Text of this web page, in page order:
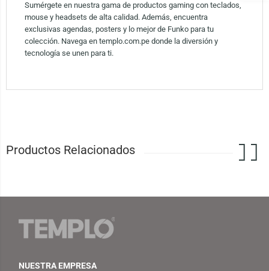
Sumérgete en nuestra gama de productos gaming con teclados,
mouse y headsets de alta calidad. Además, encuentra
exclusivas agendas, posters y lo mejor de Funko para tu
colección. Navega en templo.com.pe donde la diversión y
tecnología se unen para ti.
Productos Relacionados
NUESTRA EMPRESA